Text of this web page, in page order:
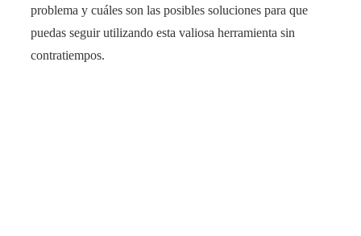
problema y cuáles son las posibles soluciones para que
puedas seguir utilizando esta valiosa herramienta sin
contratiempos.